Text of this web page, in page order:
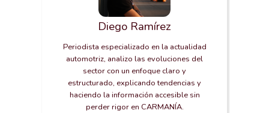
Diego Ramírez
Periodista especializado en la actualidad
automotriz, analizo las evoluciones del
sector con un enfoque claro y
estructurado, explicando tendencias y
haciendo la información accesible sin
perder rigor en CARMANÍA.